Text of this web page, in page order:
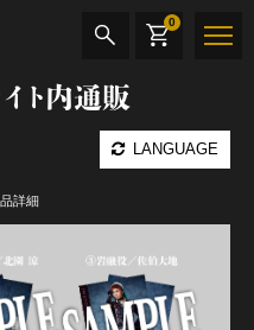
ト内通販
LANGUAGE
0
詳細